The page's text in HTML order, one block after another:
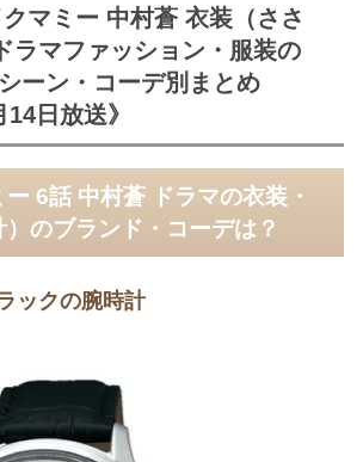
クマミー 中村蒼 衣装（ささ
ラマファッション・服装の
ーン・コーデ別まとめ
日放送》
6話 中村蒼 ドラマの衣装・
）のブランド・コーデは？
ックの腕時計